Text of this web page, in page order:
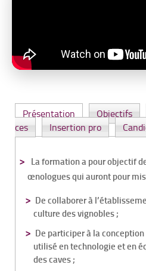
Présentation Objectifs
ces
Insertion pro
La formation a pour objectif
œnologues qui auront pour
De collaborer à
culture des vignobles ;
De participer à la
utilisé en technologie et en
des caves ;